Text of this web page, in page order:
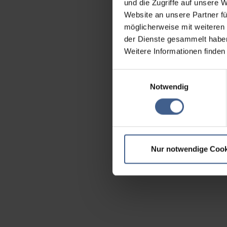
und die Zugriffe auf unsere
Website an unsere Partner
möglicherweise mit
der Dienste gesammelt
Weitere Informationen
Notwendig
Nur notwendige